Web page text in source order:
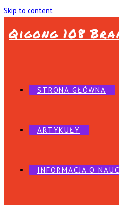
Skip to content
Qigong 108
STRONA GŁÓWNA
ARTYKUŁY
INFORMACJA O